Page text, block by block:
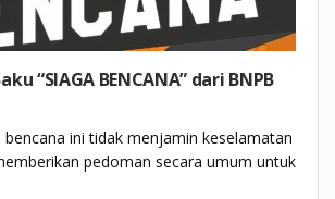
“SIAGA BENCANA” dari BNPB
bencana ini tidak menjamin keselamatan
pedoman secara umum untuk